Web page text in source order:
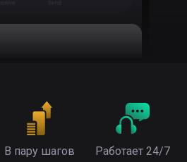
В пару шагов Работает 24/7